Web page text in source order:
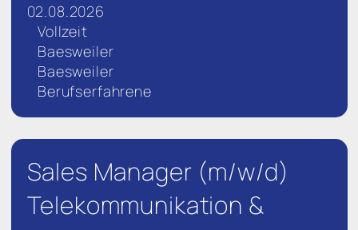
02.08.2026
Vollzeit
Baesweiler
Baesweiler
Berufserfahrene
Sales Manager (m/w/d)
Telekommunikation &